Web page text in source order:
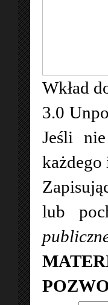
Wkład
3.0
Jeśli
każdego
lub